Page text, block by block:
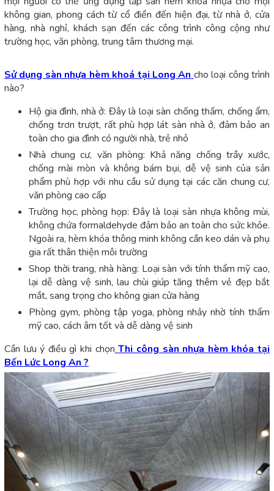
không gian, phong cách từ cổ điển đến hiện đại, từ nhà ở, cửa
hàng, nhà nghỉ, khách sạn đến các công trình công cộng như
trường học, văn phòng, trung tâm thương mại.
Sử dụng sàn nhựa hèm khoá tại Long An cho loại công trình
nào?
Hộ gia đình, nhà ở: Đây là loại sàn chống thấm, chống ẩm,
chống trơn trượt, rất phù hợp lát sàn nhà ở, đảm bảo an
toàn cho gia đình có người nhà, trẻ nhỏ
Nhà chung cư, văn phòng: Khả năng chống trầy xước,
chống mài mòn và không bám bụi, dễ vệ sinh của sản
phẩm phù hợp với nhu cầu sử dụng tại các căn chung cư,
văn phòng cao cấp
Trường học, phòng họp: Đây là loại sàn nhựa không mùi,
không chứa formaldehyde đảm bảo an toàn cho sức khỏe.
Ngoài ra, hèm khóa thông minh không cần keo dán và phụ
gia rất thân thiện môi trường
Shop thời trang, nhà hàng: Loại sàn với tính thẩm mỹ cao,
lại dễ dàng vệ sinh, lau chùi giúp tăng thêm vẻ đẹp bắt
mắt, sang trọng cho không gian cửa hàng
Phòng gym, phòng tập yoga, phòng nhảy nhờ tính thẩm
mỹ cao, cách âm tốt và dễ dàng vệ sinh
Cần lưu ý điều gì khi chọn Thi công sàn nhựa hèm khóa tại
Bến Lức Long An ?